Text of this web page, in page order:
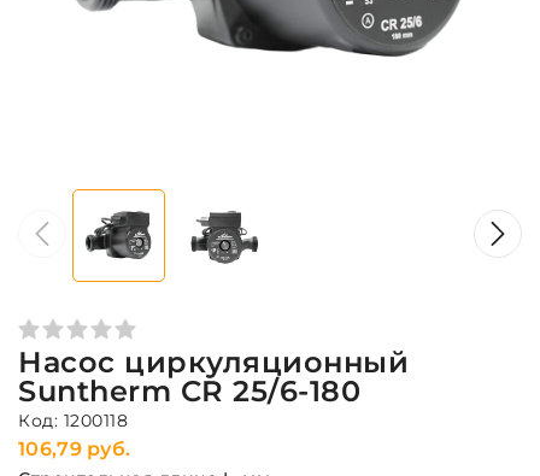
Насос циркуляционный
Suntherm CR 25/6-180
Код: 1200118
106,79 руб.